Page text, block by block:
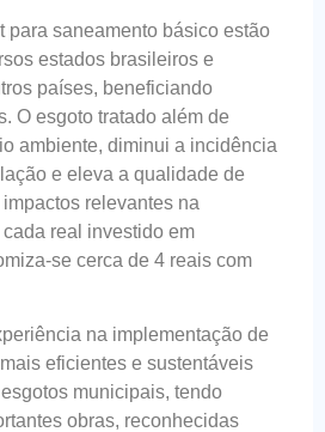
para saneamento básico estão
estados brasileiros e
países, beneficiando
O esgoto tratado além de
ambiente, diminui a incidência
e eleva a qualidade de
relevantes na
real investido em
se cerca de 4 reais com
na implementação de
eficientes e sustentáveis
municipais, tendo
obras, reconhecidas